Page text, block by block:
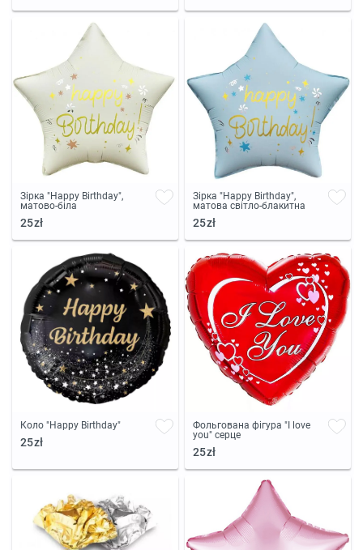
Зірка "Happy Birthday",
матово-біла
25zł
Зірка "Happy Birthday",
матова світло-блакитна
25zł
Коло "Happy Birthday"
25zł
Фольгована фігура "I love
you" серце
25zł